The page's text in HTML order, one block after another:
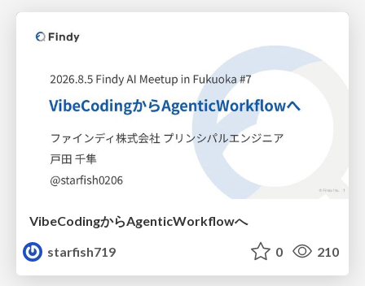
VibeCodingからAgenticWorkflowへ
starfish719
0 210